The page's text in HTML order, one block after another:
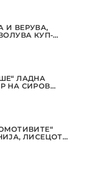
И ВЕРУВА,
КУП-
ЛАДНА
НА СИРОВ
ЛИСЕЦОТ